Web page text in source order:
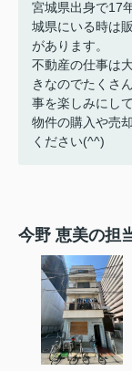
宮城県出身で17
城県にいる時は
があります。
不動産の仕事は
きなのでたくさ
事を楽しみにし
物件の購入や売
ください(^^)
今野 恵美の担